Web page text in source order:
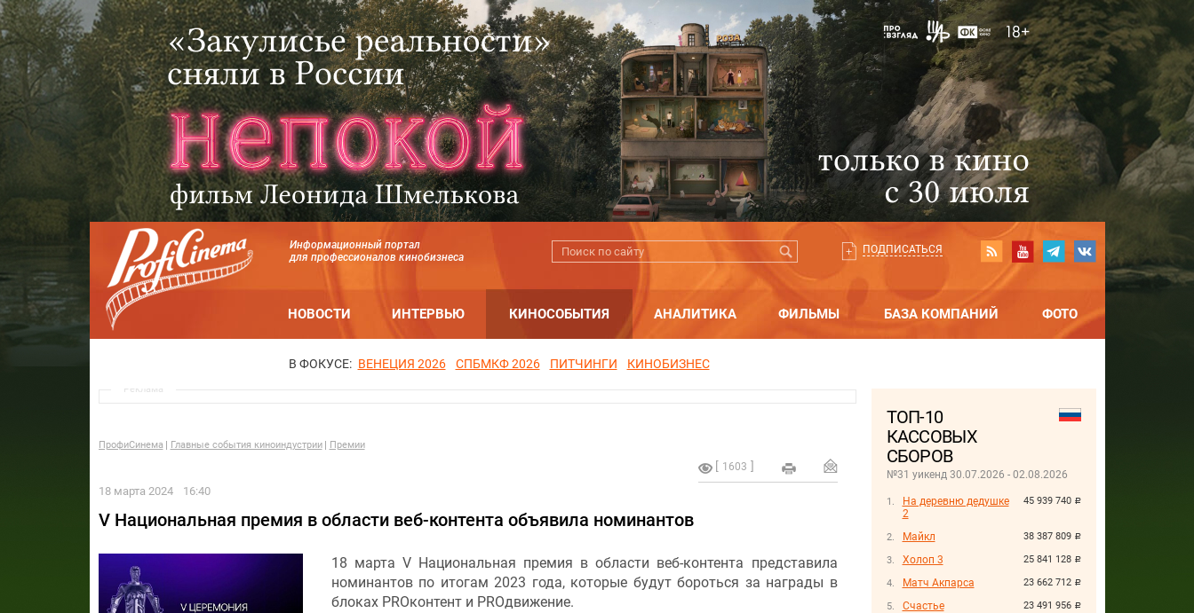
Информационный портал
для профессионалов кинобизнеса
ПОДПИСАТЬСЯ
НОВОСТИ ИНТЕРВЬЮ КИНОСОБЫТИЯ АНАЛИТИКА ФИЛЬМЫ БАЗА КОМПАНИЙ ФОТО
В ФОКУСЕ: ВЕНЕЦИЯ 2026 СПБМКФ 2026 ПИТЧИНГИ КИНОБИЗНЕС
ТОП-10
КАССОВЫХ
СБОРОВ
№31 уикенд 30.07.2026 - 02.08.2026
45 939 740 руб.
На деревню дедушке
2
38 387 809 руб.
Майкл
25 841 128 руб.
Холоп 3
23 662 712 руб.
Матч Акпарса
23 491 956 руб.
Счастье
Реклама
ПрофиСинема Главные события киноиндустрии Премии
1603
18 марта 2024 16:40
V Национальная премия в области веб-контента объявила номинантов
18 марта V Национальная премия в области веб-контента представила
номинантов по итогам 2023 года, которые будут бороться за награды в
блоках PROконтент и PROдвижение.